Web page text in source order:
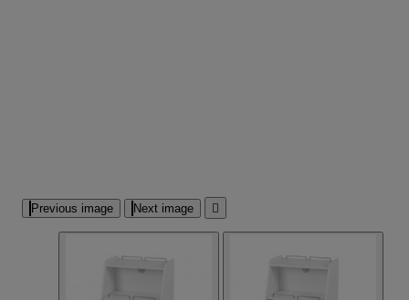
Previous image Next image 